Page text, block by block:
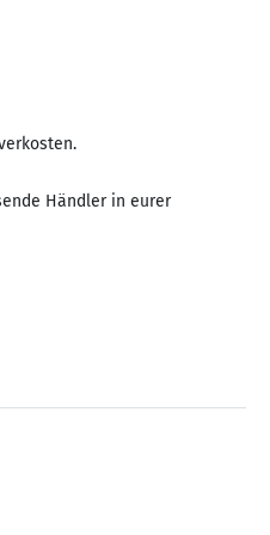
Händler in eurer